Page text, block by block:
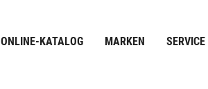
ONLINE-KATALOG MARKEN SERVICE